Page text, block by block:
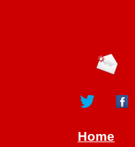
Home